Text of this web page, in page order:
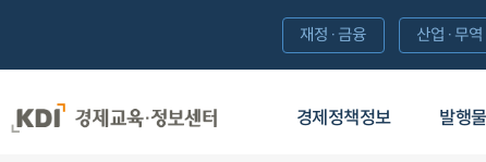
경제정책정보 발행물
재정·금융 산업·무역